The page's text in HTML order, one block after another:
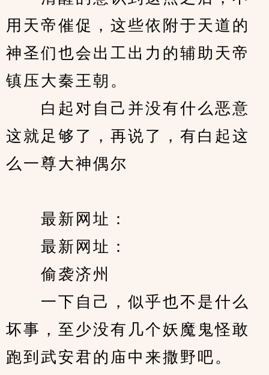
用天帝催促，这些依附于天道的
神圣们也会出工出力的辅助天帝
镇压大秦王朝。
白起对自己并没有什么恶意
这就足够了，再说了，有白起这
么一尊大神偶尔
最新网址：
最新网址：
偷袭济州
一下自己，似乎也不是什么
坏事，至少没有几个妖魔鬼怪敢
跑到武安君的庙中来撒野吧。